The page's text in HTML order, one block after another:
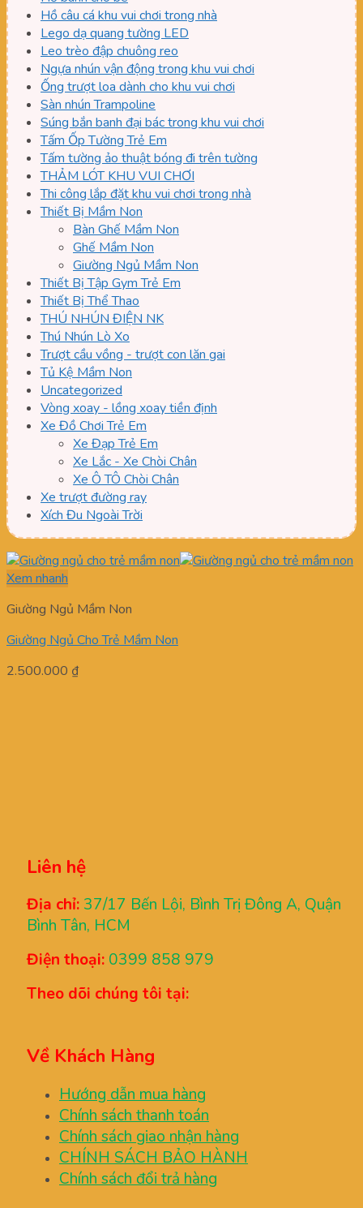
Hồ câu cá khu vui chơi trong nhà
Lego dạ quang tường LED
Leo trèo đập chuông reo
Ngựa nhún vận động trong khu vui chơi
Ống trượt loa dành cho khu vui chơi
Sàn nhún Trampoline
Súng bắn banh đại bác trong khu vui chơi
Tấm Ốp Tường Trẻ Em
Tấm tường ảo thuật bóng đi trên tường
THẢM LÓT KHU VUI CHƠI
Thi công lắp đặt khu vui chơi trong nhà
Thiết Bị Mầm Non
Bàn Ghế Mầm Non
Ghế Mầm Non
Giường Ngủ Mầm Non
Thiết Bị Tập Gym Trẻ Em
Thiết Bị Thể Thao
THÚ NHÚN ĐIỆN NK
Thú Nhún Lò Xo
Trượt cầu vồng - trượt con lăn gai
Tủ Kệ Mầm Non
Uncategorized
Vòng xoay - lồng xoay tiền định
Xe Đồ Chơi Trẻ Em
Xe Đạp Trẻ Em
Xe Lắc - Xe Chòi Chân
Xe Ô TÔ Chòi Chân
Xe trượt đường ray
Xích Đu Ngoài Trời
Xem nhanh
Giường Ngủ Mầm Non
Giường Ngủ Cho Trẻ Mầm Non
2.500.000 ₫
Liên hệ
Địa chỉ: 37/17 Bến Lội, Bình Trị Đông A, Quận
Bình Tân, HCM
Điện thoại: 0399 858 979
Theo dõi chúng tôi tại:
Về Khách Hàng
Hướng dẫn mua hàng
Chính sách thanh toán
Chính sách giao nhận hàng
CHÍNH SÁCH BẢO HÀNH
Chính sách đổi trả hàng